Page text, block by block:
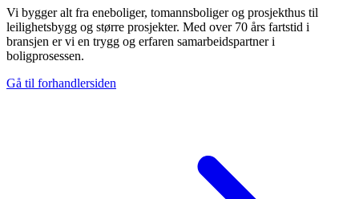
Vi bygger alt fra eneboliger, tomannsboliger og prosjekthus til
leilighetsbygg og større prosjekter. Med over 70 års fartstid i
bransjen er vi en trygg og erfaren samarbeidspartner i
boligprosessen.
Gå til forhandlersiden